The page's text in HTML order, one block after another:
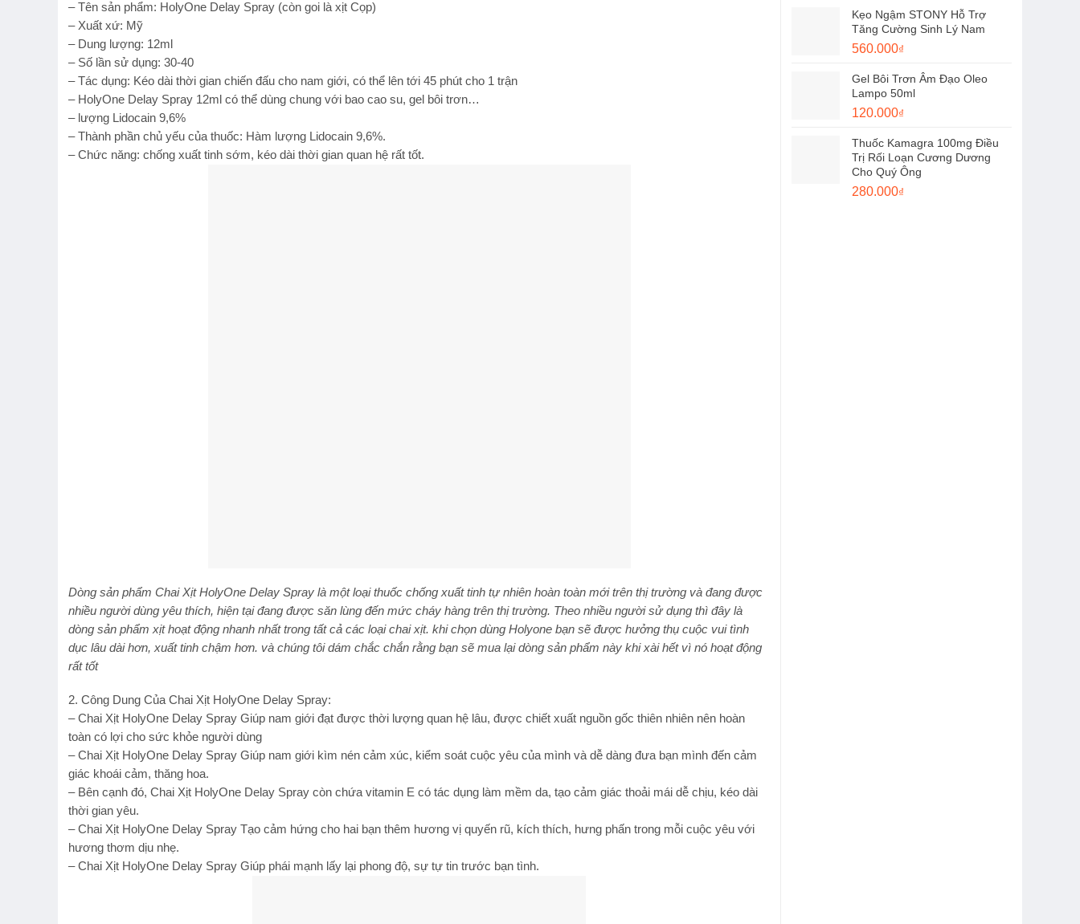
là:
480.000₫.
tại
là:
Kẹo Ngậm STONY Hỗ Trợ
Tăng Cường Sinh Lý Nam
Giá
là:
720.000₫.
560.000₫
tại
là:
Gel Bôi Trơn Âm Đạo Oleo
Lampo 50ml
Giá
là:
150.000₫.
120.000₫
tại
là:
120.000₫.
Thuốc Kamagra 100mg Điều
Trị Rối Loạn Cương Dương
Cho Quý Ông
Giá
280.000₫
– Tên sản phẩm: HolyOne Delay Spray (còn goi là xịt Cọp)
– Xuất xứ: Mỹ
– Dung lượng: 12ml
– Số lần sử dụng: 30-40
– Tác dụng: Kéo dài thời gian chiến đấu cho nam giới, có thể lên tới 45 phút cho 1 trận
– HolyOne Delay Spray 12ml có thể dùng chung với bao cao su, gel bôi trơn…
– lượng Lidocain 9,6%
– Thành phần chủ yếu của thuốc: Hàm lượng Lidocain 9,6%.
– Chức năng: chống xuất tinh sớm, kéo dài thời gian quan hệ rất tốt.
Dòng sản phẩm Chai Xịt HolyOne Delay Spray là một loại thuốc chống xuất tinh tự nhiên hoàn toàn mới trên thị trường và đang được
nhiều người dùng yêu thích, hiện tại đang được săn lùng đến mức cháy hàng trên thị trường. Theo nhiều người sử dụng thì đây là
dòng sản phẩm xịt hoạt động nhanh nhất trong tất cả các loại chai xịt. khi chọn dùng Holyone bạn sẽ được hưởng thụ cuộc vui tình
dục lâu dài hơn, xuất tinh chậm hơn. và chúng tôi dám chắc chắn rằng bạn sẽ mua lại dòng sản phẩm này khi xài hết vì nó hoạt động
rất tốt
2. Công Dung Của Chai Xịt HolyOne Delay Spray:
– Chai Xịt HolyOne Delay Spray Giúp nam giới đạt được thời lượng quan hệ lâu, được chiết xuất nguồn gốc thiên nhiên nên hoàn
toàn có lợi cho sức khỏe người dùng
– Chai Xịt HolyOne Delay Spray Giúp nam giới kìm nén cảm xúc, kiểm soát cuộc yêu của mình và dễ dàng đưa bạn mình đến cảm
giác khoái cảm, thăng hoa.
– Bên cạnh đó, Chai Xịt HolyOne Delay Spray còn chứa vitamin E có tác dụng làm mềm da, tạo cảm giác thoải mái dễ chịu, kéo dài
thời gian yêu.
– Chai Xịt HolyOne Delay Spray Tạo cảm hứng cho hai bạn thêm hương vị quyến rũ, kích thích, hưng phấn trong mỗi cuộc yêu với
hương thơm dịu nhẹ.
– Chai Xịt HolyOne Delay Spray Giúp phái mạnh lấy lại phong độ, sự tự tin trước bạn tình.